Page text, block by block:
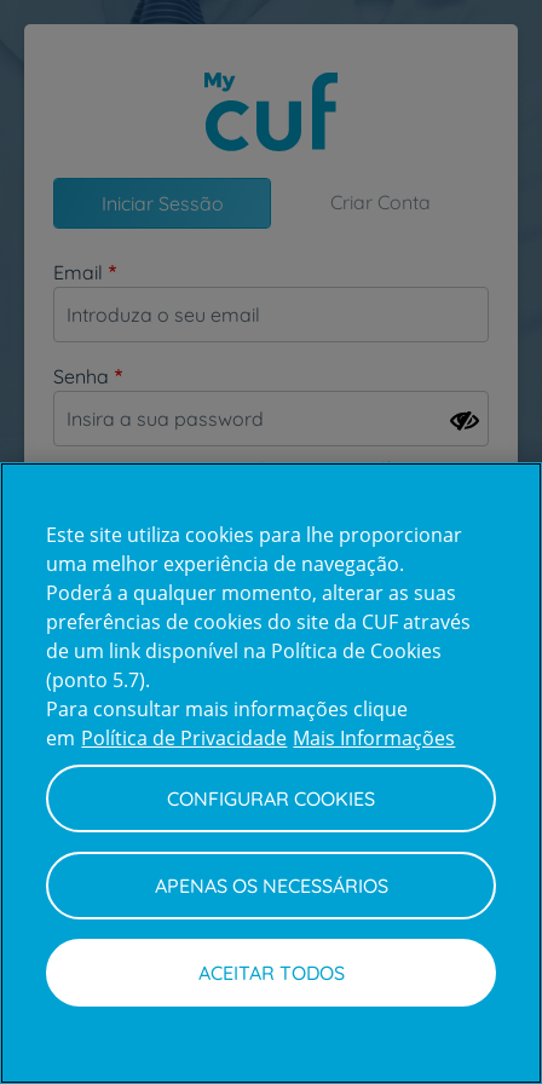
Passar para o conteúdo principal
Iniciar Sessão Criar Conta
Email
Senha
Esqueceu-se da sua password?
Inicie sessão com a Apple
Centro de Apoio ao Cliente | Política de Privacidade e Cookies
Este site utiliza cookies para lhe proporcionar
uma melhor experiência de navegação.
Poderá a qualquer momento, alterar as suas
preferências de cookies do site da CUF através
de um link disponível na Política de Cookies
(ponto 5.7).
Para consultar mais informações clique
em Política de Privacidade Mais Informações
CONFIGURAR COOKIES
APENAS OS NECESSÁRIOS
ACEITAR TODOS